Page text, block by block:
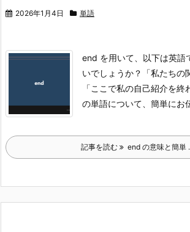
2026年1月4日 単語
end を用いて、以下は英語
いでしょうか？
「私たちの
「ここで私の自己紹介を終
の単語について、簡単にお
記事を読む end の意味と簡単